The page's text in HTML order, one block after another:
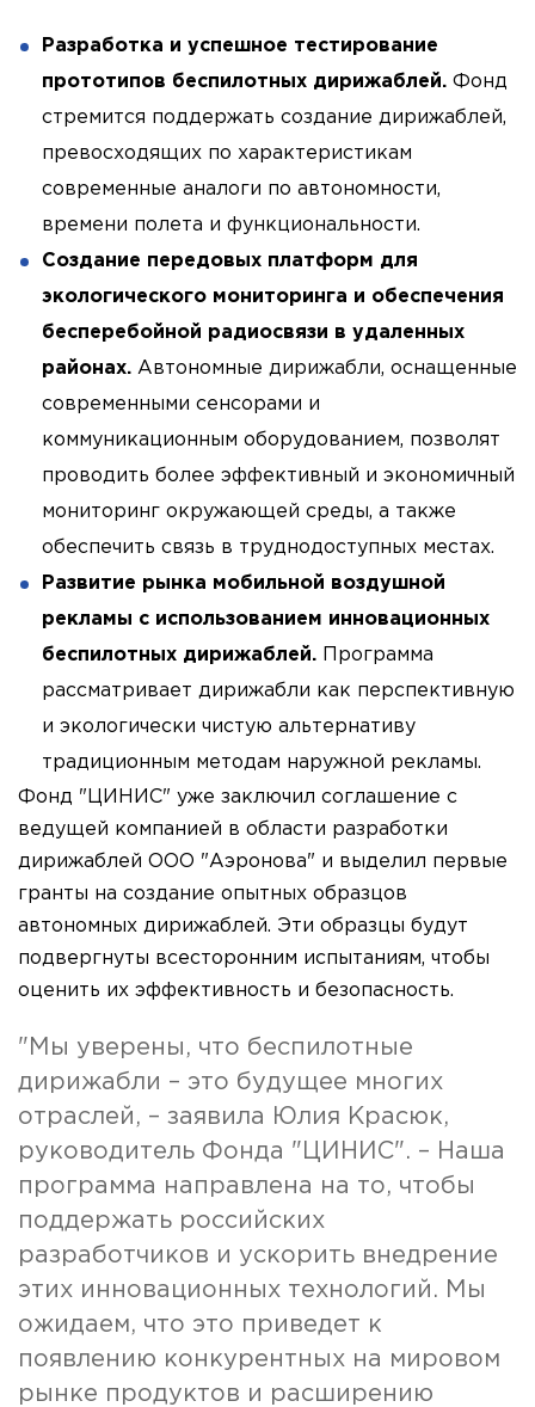
Разработка и успешное тестирование
прототипов беспилотных дирижаблей. Фонд
стремится поддержать создание дирижаблей,
превосходящих по характеристикам
современные аналоги по автономности,
времени полета и функциональности.
Создание передовых платформ для
экологического мониторинга и обеспечения
бесперебойной радиосвязи в удаленных
районах. Автономные дирижабли, оснащенные
современными сенсорами и
коммуникационным оборудованием, позволят
проводить более эффективный и экономичный
мониторинг окружающей среды, а также
обеспечить связь в труднодоступных местах.
Развитие рынка мобильной воздушной
рекламы с использованием инновационных
беспилотных дирижаблей. Программа
рассматривает дирижабли как перспективную
и экологически чистую альтернативу
традиционным методам наружной рекламы.
Фонд "ЦИНИС" уже заключил соглашение с
ведущей компанией в области разработки
дирижаблей ООО "Аэронова" и выделил первые
гранты на создание опытных образцов
автономных дирижаблей. Эти образцы будут
подвергнуты всесторонним испытаниям, чтобы
оценить их эффективность и безопасность.
"Мы уверены, что беспилотные
дирижабли – это будущее многих
отраслей, – заявила Юлия Красюк,
руководитель Фонда "ЦИНИС". – Наша
программа направлена на то, чтобы
поддержать российских
разработчиков и ускорить внедрение
этих инновационных технологий. Мы
ожидаем, что это приведет к
появлению конкурентных на мировом
рынке продуктов и расширению